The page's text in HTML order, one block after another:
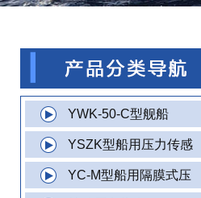
YWK-50-C型舰船
YSZK型船用压力传感
YC-M型船用隔膜式压